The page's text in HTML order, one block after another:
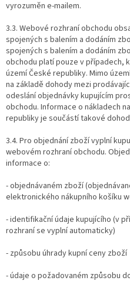
vyrozuměn e-mailem.
3.3. Webové rozhraní obchodu
spojených s balením a dodáním
spojených s balením a dodáním
obchodu platí pouze v případech,
území České republiky. Mimo
na základě dohody mezi
odeslání objednávky kupujícím
obchodu. Informace o nákladech
republiky je součástí takové
3.4. Pro objednání zboží vyplní
webovém rozhraní obchodu.
informace o:
- objednávaném zboží
elektronického nákupního košíku
- identifikační údaje kupujícího (v
rozhraní se vyplní automaticky)
- způsobu úhrady kupní ceny zboží
- údaje o požadovaném způsobu